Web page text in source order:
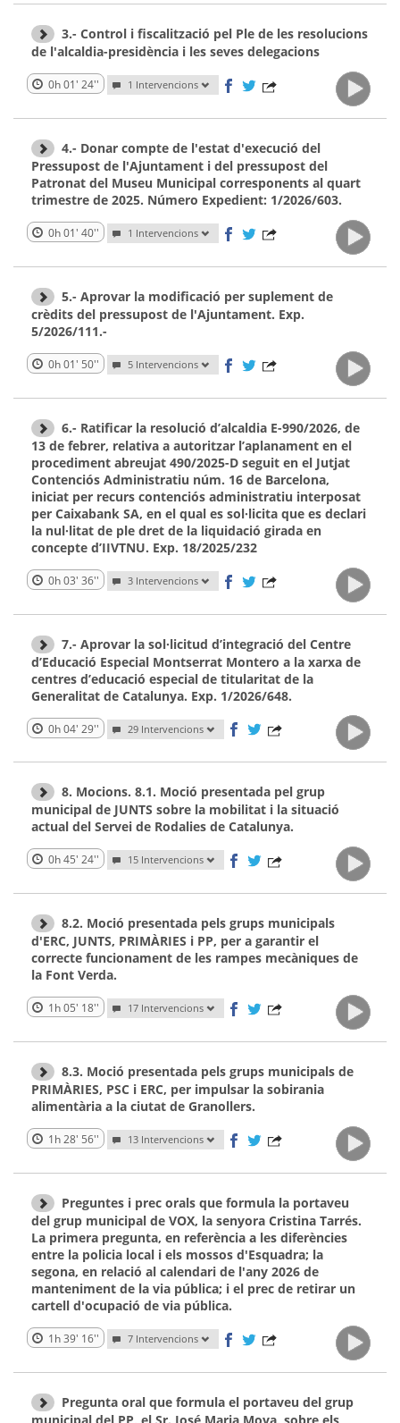
3.- Control i fiscalització pel Ple de les resolucions
de l'alcaldia-presidència i les seves delegacions
0h 01' 24'' 1 Intervencions
4.- Donar compte de l'estat d'execució del
Pressupost de l'Ajuntament i del pressupost del
Patronat del Museu Municipal corresponents al quart
trimestre de 2025. Número Expedient: 1/2026/603.
0h 01' 40'' 1 Intervencions
5.- Aprovar la modificació per suplement de
crèdits del pressupost de l'Ajuntament. Exp.
5/2026/111.-
0h 01' 50'' 5 Intervencions
6.- Ratificar la resolució d’alcaldia E-990/2026, de
13 de febrer, relativa a autoritzar l’aplanament en el
procediment abreujat 490/2025-D seguit en el Jutjat
Contenciós Administratiu núm. 16 de Barcelona,
iniciat per recurs contenciós administratiu interposat
per Caixabank SA, en el qual es sol·licita que es declari
la nul·litat de ple dret de la liquidació girada en
concepte d’IIVTNU. Exp. 18/2025/232
0h 03' 36'' 3 Intervencions
7.- Aprovar la sol·licitud d’integració del Centre
d’Educació Especial Montserrat Montero a la xarxa de
centres d’educació especial de titularitat de la
Generalitat de Catalunya. Exp. 1/2026/648.
0h 04' 29'' 29 Intervencions
8. Mocions. 8.1. Moció presentada pel grup
municipal de JUNTS sobre la mobilitat i la situació
actual del Servei de Rodalies de Catalunya.
0h 45' 24'' 15 Intervencions
8.2. Moció presentada pels grups municipals
d'ERC, JUNTS, PRIMÀRIES i PP, per a garantir el
correcte funcionament de les rampes mecàniques de
la Font Verda.
1h 05' 18'' 17 Intervencions
8.3. Moció presentada pels grups municipals de
PRIMÀRIES, PSC i ERC, per impulsar la sobirania
alimentària a la ciutat de Granollers.
1h 28' 56'' 13 Intervencions
Preguntes i prec orals que formula la portaveu
del grup municipal de VOX, la senyora Cristina Tarrés.
La primera pregunta, en referència a les diferències
entre la policia local i els mossos d'Esquadra; la
segona, en relació al calendari de l'any 2026 de
manteniment de la via pública; i el prec de retirar un
cartell d'ocupació de via pública.
1h 39' 16'' 7 Intervencions
Pregunta oral que formula el portaveu del grup
municipal del PP, el Sr. José Maria Moya, sobre els